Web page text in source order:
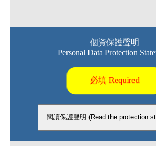
個資保護聲明
Personal Data Protection
必填 Required